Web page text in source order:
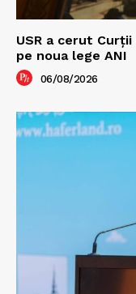
USR a cerut
pe noua lege ANI
06/08/2026